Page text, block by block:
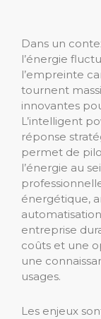
Dans un
l’énergie
l’empreinte
tournent
innovantes
L’intelligent
réponse
permet de
l’énergie au
énergétique,
entreprise
coûts et une
une
usages.
Les enjeux